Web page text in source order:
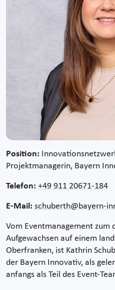
Position:
Projektmanagerin, Bayern
Telefon: +49 911 20671-184
E-Mail: schuberth@bayern-
Vom Eventmanagement zum
Aufgewachsen auf einem
Oberfranken, ist Kathrin
der Bayern Innovativ, als
anfangs als Teil des Event-